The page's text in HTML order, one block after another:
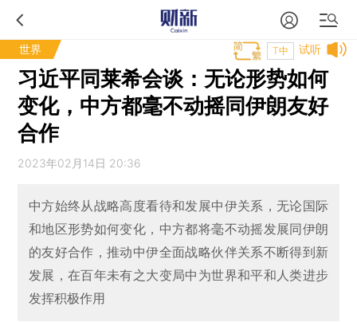
世界 试听
T中
习近平同莱希会谈：无论形势如何
变化，中方都毫不动摇同伊朗友好
合作
2023年02月14日 20:36
中方始终从战略高度看待和发展中伊关系，无论国际
和地区形势如何变化，中方都将毫不动摇发展同伊朗
的友好合作，推动中伊全面战略伙伴关系不断得到新
发展，在百年未有之大变局中为世界和平和人类进步
发挥积极作用